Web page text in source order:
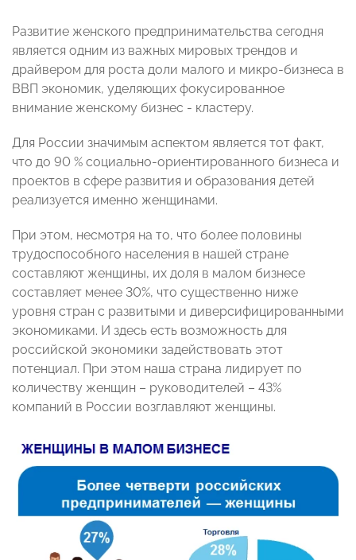
Развитие женского предпринимательства сегодня
является одним из важных мировых трендов и
драйвером для роста доли малого и микро-бизнеса в
ВВП экономик, уделяющих фокусированное
внимание женскому бизнес - кластеру.
Для России значимым аспектом является тот факт,
что до 90 % социально-ориентированного бизнеса и
проектов в сфере развития и образования детей
реализуется именно женщинами.
При этом, несмотря на то, что более половины
трудоспособного населения в нашей стране
составляют женщины, их доля в малом бизнесе
составляет менее 30%, что существенно ниже
уровня стран с развитыми и диверсифицированными
экономиками. И здесь есть возможность для
российской экономики задействовать этот
потенциал. При этом наша страна лидирует по
количеству женщин – руководителей – 43%
компаний в России возглавляют женщины.